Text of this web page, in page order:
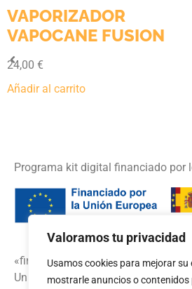
Valoramos tu privacidad
Usamos cookies para mejorar
mostrarle anuncios o
VAPORIZADOR
VAPOCANE FUSION
24,00 €
Añadir al carrito
Programa kit digital financiado por
«financiado por la
Unión Europea –